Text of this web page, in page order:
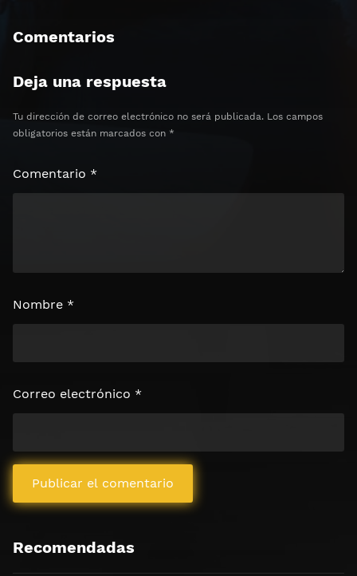
⏰ El acceso expira en 1 hora
Comentarios
Deja una respuesta
Tu dirección de correo electrónico no será publicada. Los campos
obligatorios están marcados con *
Comentario *
Nombre *
Correo electrónico *
Recomendadas